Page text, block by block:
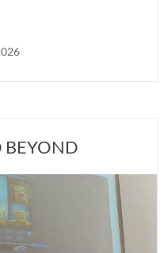
BEYOND